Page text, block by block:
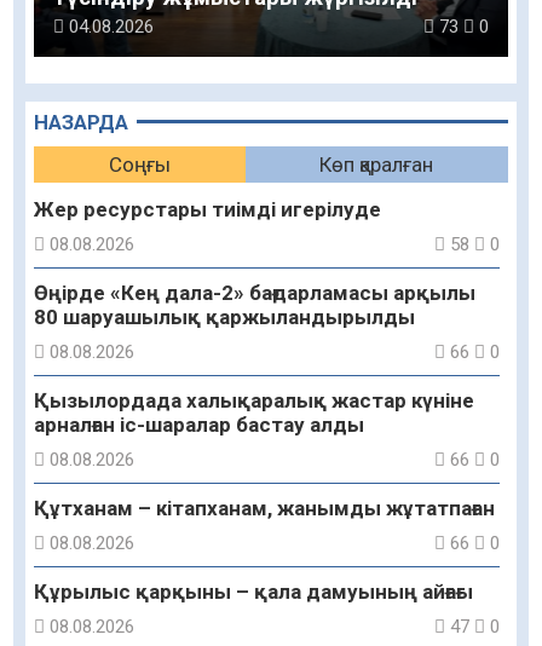
НАЗАРДА
Соңғы
Көп қаралған
Жер ресурстары тиімді игерілуде
08.08.2026 58 0
Өңірде «Кең дала-2» бағдарламасы арқылы
80 шаруашылық қаржыландырылды
08.08.2026 66 0
Қызылордада халықаралық жастар күніне
арналған іс-шаралар бастау алды
08.08.2026 66 0
Құтханам – кітапханам, жанымды жұтатпаған
08.08.2026 66 0
Құрылыс қарқыны – қала дамуының айғағы
08.08.2026 47 0
04.08.2026 73 0